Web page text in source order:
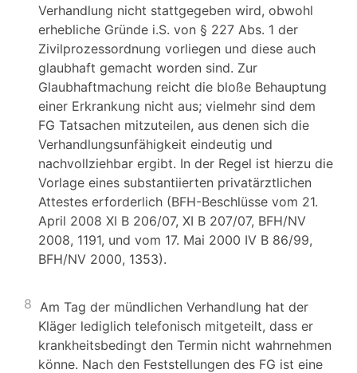
Verhandlung nicht stattgegeben wird, obwohl
erhebliche Gründe i.S. von § 227 Abs. 1 der
Zivilprozessordnung vorliegen und diese auch
glaubhaft gemacht worden sind. Zur
Glaubhaftmachung reicht die bloße Behauptung
einer Erkrankung nicht aus; vielmehr sind dem
FG Tatsachen mitzuteilen, aus denen sich die
Verhandlungsunfähigkeit eindeutig und
nachvollziehbar ergibt. In der Regel ist hierzu die
Vorlage eines substantiierten privatärztlichen
Attestes erforderlich (BFH-Beschlüsse vom 21.
April 2008 XI B 206/07, XI B 207/07, BFH/NV
2008, 1191, und vom 17. Mai 2000 IV B 86/99,
BFH/NV 2000, 1353).
8 Am Tag der mündlichen Verhandlung hat der
Kläger lediglich telefonisch mitgeteilt, dass er
krankheitsbedingt den Termin nicht wahrnehmen
könne. Nach den Feststellungen des FG ist eine